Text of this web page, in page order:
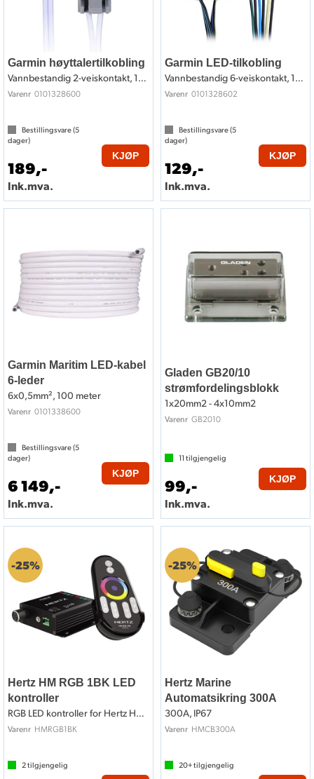
Garmin høyttalertilkobling
Vannbestandig 2-veiskontakt, 15cm
Varenr 0101328600
Bestillingsvare (5
dager)
189,-
Ink.mva.
KJØP
Garmin LED-tilkobling
Vannbestandig 6-veiskontakt, 15cm
Varenr 0101328602
Bestillingsvare (5
dager)
129,-
Ink.mva.
KJØP
Garmin Maritim LED-kabel
6-leder
6x0,5mm², 100 meter
Varenr 0101338600
Bestillingsvare (5
dager)
6 149,-
Ink.mva.
KJØP
Gladen GB20/10
strømfordelingsblokk
1x20mm2 - 4x10mm2
Varenr GB2010
11 tilgjengelig
99,-
Ink.mva.
KJØP
25%
Hertz HM RGB 1BK LED
kontroller
RGB LED kontroller for Hertz HMX LD
Varenr HMRGB1BK
2tilgjengelig
25%
Hertz Marine
Automatsikring 300A
300A, IP67
Varenr HMCB300A
20+tilgjengelig